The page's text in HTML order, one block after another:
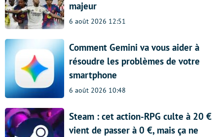
majeur
6 août 2026 12:51
Comment Gemini va vous aider à
résoudre les problèmes de votre
smartphone
6 août 2026 10:48
Steam : cet action-RPG culte à 20 €
vient de passer à 0 €, mais ça ne